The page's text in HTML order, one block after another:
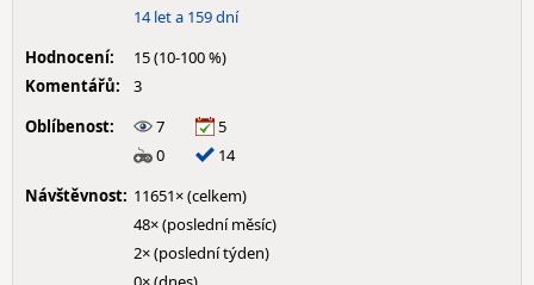
14 let a 159 dní
Hodnocení:
15 (10-100 %)
Komentářů:
3
Oblíbenost:
7
5
0
14
Návštěvnost: 11651× (celkem)
48× (poslední měsíc)
2× (poslední týden)